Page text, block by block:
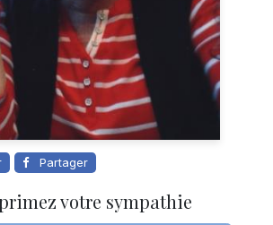
Partager
votre sympathie